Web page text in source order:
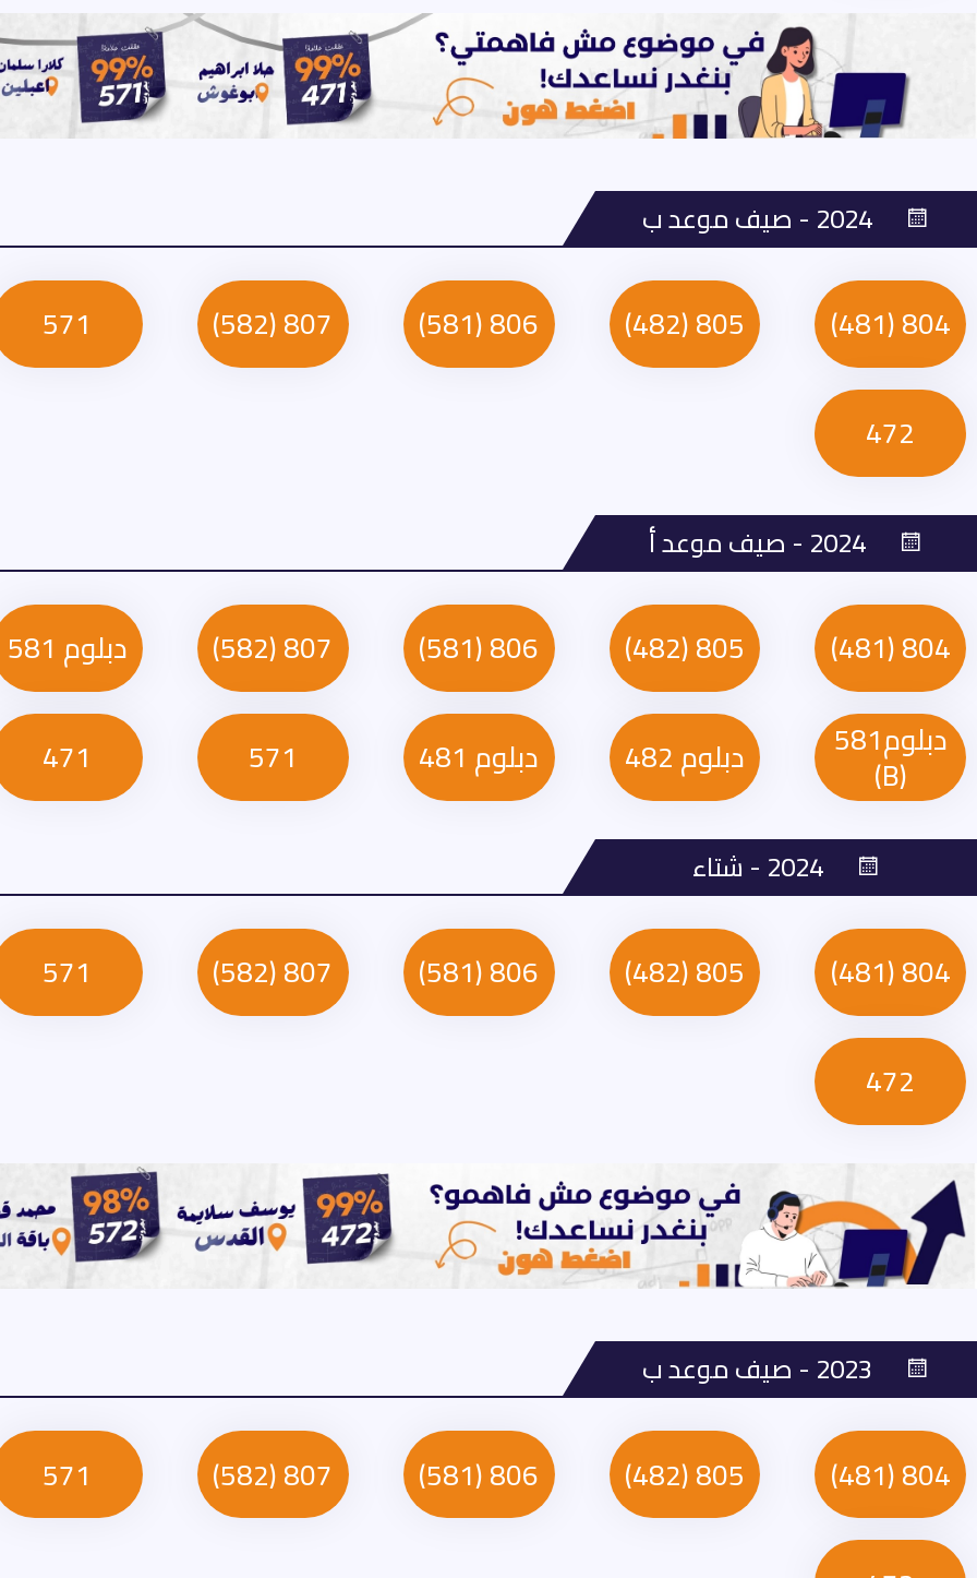
804 (481)
805 (482)
806 (581)
807 (582)
571
472
804 (481)
805 (482)
806 (581)
807 (582)
دبلوم 581
دبلوم581
(B) دبلوم 482 دبلوم 481 571
471
2024 - شتاء
804 (481)
805 (482)
806 (581)
807 (582)
571
472
804 (481)
805 (482)
806 (581)
807 (582)
571